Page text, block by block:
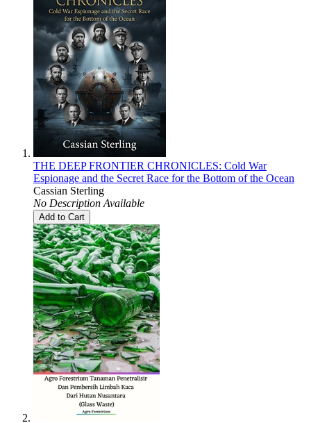
THE DEEP FRONTIER CHRONICLES: Cold War
Espionage and the Secret Race for the Bottom of the Ocean
Cassian Sterling
No Description Available
Add to Cart